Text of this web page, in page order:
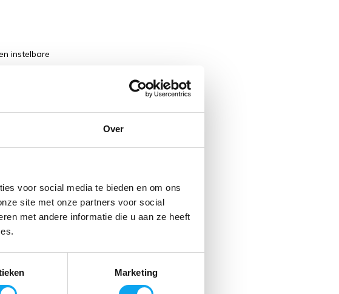
Over
voor social media te bieden en om ons
site met onze partners voor social
met andere informatie die u aan ze heeft
Marketing
instelbare
Het